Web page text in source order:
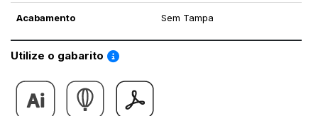
Acabamento Sem Tampa
Utilize o gabarito Saiba como utilizar os nossos gabaritos